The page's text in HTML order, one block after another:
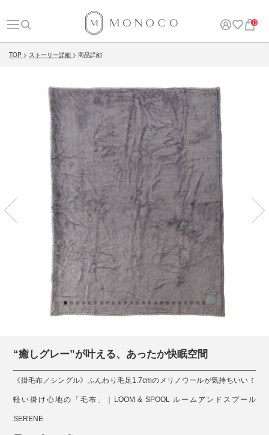
0
TOP ストーリー詳細 商品詳細
“癒しグレー”が叶える、あったか快眠空間
《掛毛布／シングル》ふんわり毛足1.7cmのメリノウールが気持ちいい！
軽い掛け心地の「毛布」｜LOOM & SPOOL ルームアンドスプール
SERENE